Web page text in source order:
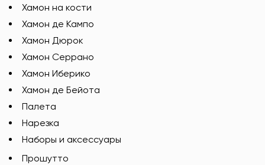
Хамон на кости
Хамон де Кампо
Хамон Дюрок
Хамон Серрано
Хамон Иберико
Хамон де Бейота
Палета
Нарезка
Наборы и аксессуары
Прошутто